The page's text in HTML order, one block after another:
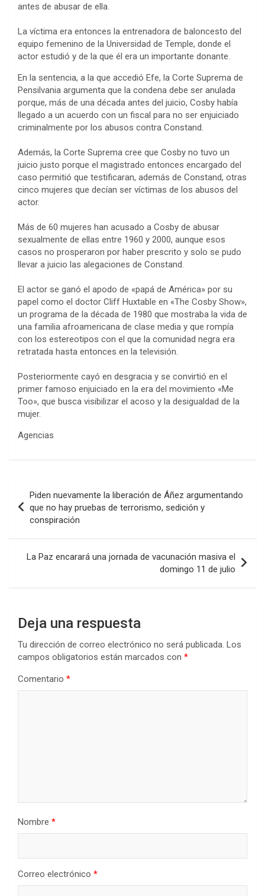
antes de abusar de ella.
La víctima era entonces la entrenadora de baloncesto del
equipo femenino de la Universidad de Temple, donde el
actor estudió y de la que él era un importante donante.
En la sentencia, a la que accedió Efe, la Corte Suprema de
Pensilvania argumenta que la condena debe ser anulada
porque, más de una década antes del juicio, Cosby había
llegado a un acuerdo con un fiscal para no ser enjuiciado
criminalmente por los abusos contra Constand.
Además, la Corte Suprema cree que Cosby no tuvo un
juicio justo porque el magistrado entonces encargado del
caso permitió que testificaran, además de Constand, otras
cinco mujeres que decían ser víctimas de los abusos del
actor.
Más de 60 mujeres han acusado a Cosby de abusar
sexualmente de ellas entre 1960 y 2000, aunque esos
casos no prosperaron por haber prescrito y solo se pudo
llevar a juicio las alegaciones de Constand.
El actor se ganó el apodo de «papá de América» por su
papel como el doctor Cliff Huxtable en «The Cosby Show»,
un programa de la década de 1980 que mostraba la vida de
una familia afroamericana de clase media y que rompía
con los estereotipos con el que la comunidad negra era
retratada hasta entonces en la televisión.
Posteriormente cayó en desgracia y se convirtió en el
primer famoso enjuiciado en la era del movimiento «Me
Too», que busca visibilizar el acoso y la desigualdad de la
mujer.
Agencias
de
entradas
Piden nuevamente la liberación de Áñez argumentando
que no hay pruebas de terrorismo, sedición y
conspiración
La Paz encarará una jornada de vacunación masiva el
domingo 11 de julio
Deja una respuesta
Tu dirección de correo electrónico no será publicada. Los
campos obligatorios están marcados con *
Comentario *
Nombre *
Correo electrónico *